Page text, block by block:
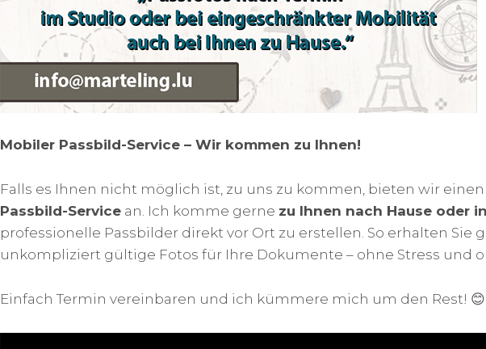
Mobiler Passbild-Service – Wir kommen zu Ihnen!
Falls es Ihnen nicht möglich ist, zu uns zu kommen, bieten wir
Passbild-Service an. Ich komme gerne zu Ihnen nach Hause oder
professionelle Passbilder direkt vor Ort zu erstellen. So erhalten Sie
unkompliziert gültige Fotos für Ihre Dokumente – ohne Stress und
Einfach Termin vereinbaren und ich kümmere mich um den Rest! 😊